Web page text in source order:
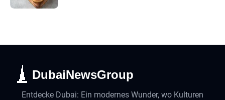
DubaiNewsGroup
Entdecke Dubai: Ein modernes Wunder, wo Kulturen